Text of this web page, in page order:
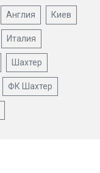
Англия Киев
Италия
Шахтер
ФК Шахтер